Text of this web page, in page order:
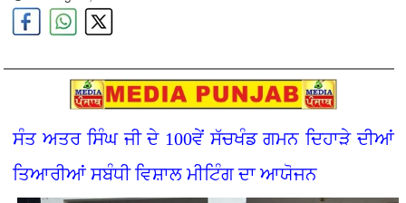
ਸੰਤ ਅਤਰ ਸਿੰਘ ਜੀ ਦੇ 100ਵੇਂ ਸੱਚਖੰਡ ਗਮਨ ਦਿਹਾੜੇ ਦੀਆਂ
ਤਿਆਰੀਆਂ ਸਬੰਧੀ ਵਿਸ਼ਾਲ ਮੀਟਿੰਗ ਦਾ ਆਯੋਜਨ